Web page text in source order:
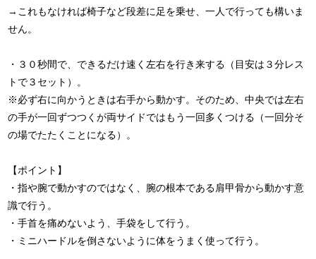
→これもなければ椅子など段差に足を乗せ、一人で行っても構いま
せん。
・３０秒間で、できるだけ速く左右を行き来する（目安は３分レス
トで３セット）。
※必ず右に向かうときは右手から動かす。そのため、中央では左右
の手が一回ずつつくが両サイドではもう一回多くつける（一回分そ
の場でたたくことになる）。
【ポイント】
・指や腕で動かすのではなく、腕の根本である肩甲骨から動かす意
識で行う。
・手首を痛めないよう、手袋をして行う。
・ミニハードルを倒さないように体をうまく使って行う。